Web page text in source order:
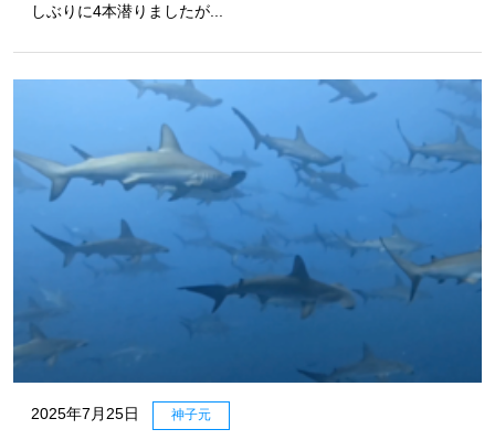
しぶりに4本潜りましたが...
2025年7月25日 神子元